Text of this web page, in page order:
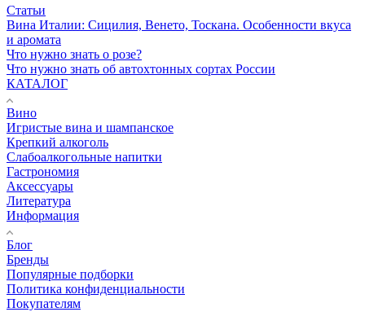
Статьи
Вина Италии: Сицилия, Венето, Тоскана. Особенности вкуса
и аромата
Что нужно знать о розе?
Что нужно знать об автохтонных сортах России
КАТАЛОГ
Вино
Игристые вина и шампанское
Крепкий алкоголь
Слабоалкогольные напитки
Гастрономия
Аксессуары
Литература
Информация
Блог
Бренды
Популярные подборки
Политика конфиденциальности
Покупателям